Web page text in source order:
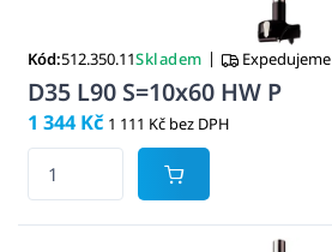
Kód:512.350.11Skladem | Expedujeme
D35 L90 S=10x60 HW P
1 344 Kč 1 111 Kč bez DPH